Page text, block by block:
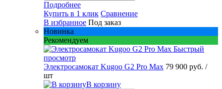
Подробнее
Купить в 1 клик Сравнение
В избранное Под заказ
Новинка
Рекомендуем
Быстрый
просмотр
Электросамокат Kugoo G2 Pro Max 79 900 руб. /
шт
В корзину